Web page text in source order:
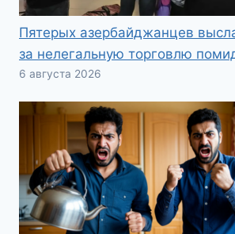
Пятерых азербайджанцев
за нелегальную торговлю
6 августа 2026